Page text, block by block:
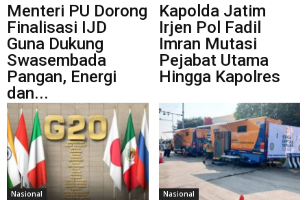
Menteri PU Dorong
Finalisasi IJD
Guna Dukung
Swasembada
Pangan, Energi
dan...
Kapolda Jatim
Irjen Pol Fadil
Imran Mutasi
Pejabat Utama
Hingga Kapolres
Nasional Nasional